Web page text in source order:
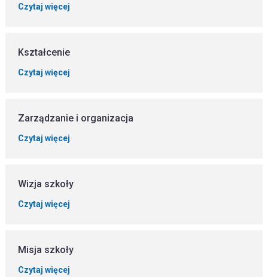
Czytaj więcej
Kształcenie
Czytaj więcej
Zarządzanie i organizacja
Czytaj więcej
Wizja szkoły
Czytaj więcej
Misja szkoły
Czytaj więcej